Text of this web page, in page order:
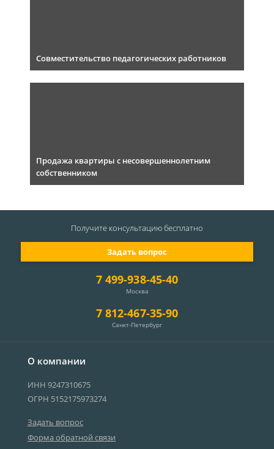
Совместительство педагогических работников
Продажа квартиры с несовершеннолетним
собственником
О компании
ИНН 9247310675
ОГРН 5152175973274
Задать вопрос
Форма обратной связи
7 499-938-45-40
Москва
7 812-467-35-90
Санкт-Петербург
Задать вопрос
Получите консультациюбесплатно